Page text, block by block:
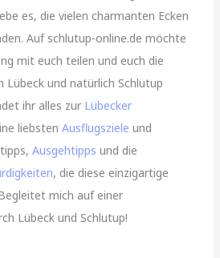
es, die vielen charmanten Ecken
Auf schlutup-online.de möchte
mit euch teilen und euch die
Lübeck und natürlich Schlutup
ihr alles zur Lübecker
liebstenAusflugsziele und
Ausgehtipps und die
, die diese einzigartige
mich auf einer
Lübeck und Schlutup!